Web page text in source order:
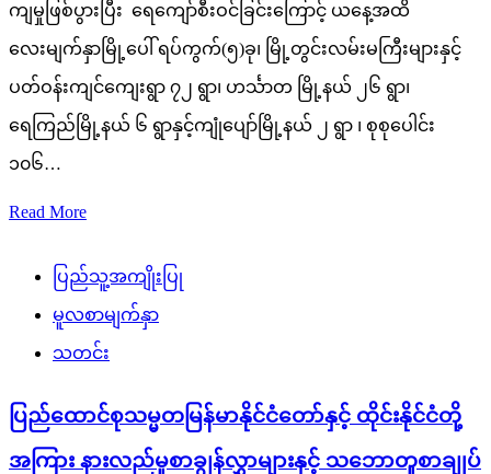
ကျမှုဖြစ်ပွားပြီး ရေကျော်စီးဝင်ခြင်းကြောင့် ယနေ့အထိ
လေးမျက်နှာမြို့ပေါ် ရပ်ကွက်(၅)ခု၊ မြို့တွင်းလမ်းမကြီးများနှင့်
ပတ်ဝန်းကျင်ကျေးရွာ ၇၂ ရွာ၊ ဟင်္သာတ မြို့နယ် ၂၆ ရွာ၊
ရေကြည်မြို့နယ် ၆ ရွာနှင့်ကျုံပျော်မြို့နယ် ၂ ရွာ ၊ စုစုပေါင်း
၁၀၆…
Read More
ပြည်သူ့အကျိုးပြု
မူလစာမျက်နှာ
သတင်း
ပြည်ထောင်စုသမ္မတမြန်မာနိုင်ငံတော်နှင့် ထိုင်းနိုင်ငံတို့
အကြား နားလည်မှုစာချွန်လွှာများနှင့် သဘောတူစာချုပ်